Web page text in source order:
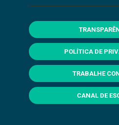
POLÍTICA DE
TRABALHE
CANAL DE